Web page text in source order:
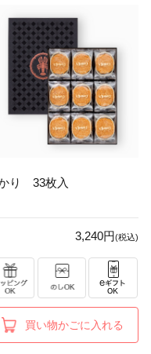
り 33枚入
3,240円(税込)
買い物かごに入れる